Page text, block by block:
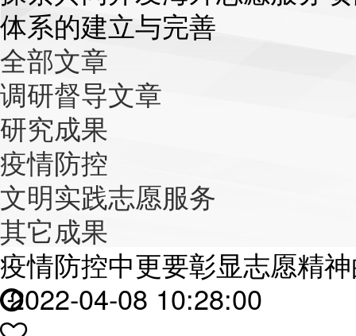
体系的建立与完善
全部文章
调研督导文章
研究成果
疫情防控
文明实践志愿服务
其它成果
疫情防控中更要彰显志愿精
2022-04-08 10:28:00